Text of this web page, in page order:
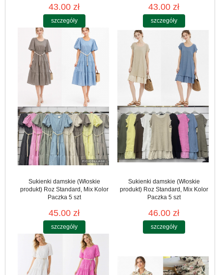
43.00 zł
szczegóły
43.00 zł
szczegóły
Sukienki damskie (Włoskie
produkt) Roz Standard, Mix Kolor
Paczka 5 szt
45.00 zł
szczegóły
Sukienki damskie (Włoskie
produkt) Roz Standard, Mix Kolor
Paczka 5 szt
46.00 zł
szczegóły